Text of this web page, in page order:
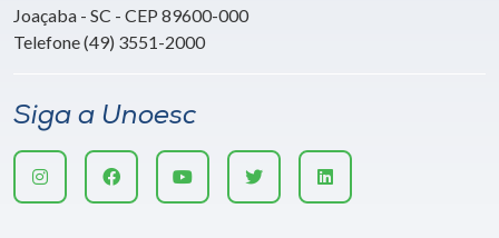
Joaçaba - SC - CEP 89600-000
Telefone (49) 3551-2000
Siga a Unoesc